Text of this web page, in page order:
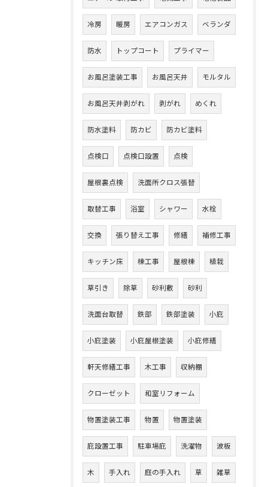
冷房 暖房 エアコンガス ベランダ
防水 トップコート プライマー
お風呂塗装工事 お風呂天井 モルタル
お風呂天井剥がれ 剥がれ めくれ
防水塗料 防カビ 防カビ塗料
点検口 点検口設置 点検
屋根裏点検 洗面所クロス張替
取替工事 浴室 シャワー 水栓
交換 張り替え工事 修繕 補修工事
キッチン床 棟工事 屋根棟 植栽
草引き 除草 砂利敷 砂利
洗面台取替 鉄部 鉄部塗装 小庇
小庇塗装 小庇屋根塗装 小庇修繕
軒天修繕工事 木工事 収納棚
クローゼット 和室リフォーム
物置塗装工事 物置 物置塗装
庇設置工事 駐車場庇 洗濯物 波板
木 手入れ 庭の手入れ 草 雑草